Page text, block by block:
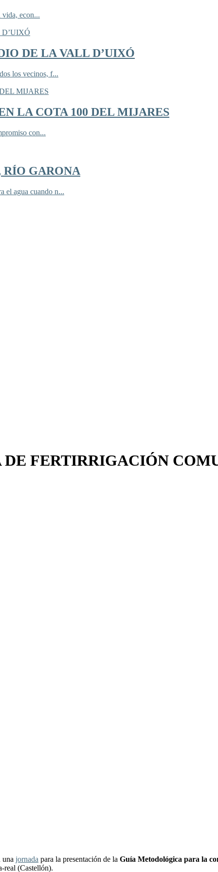
vida, econ...
DE LA VALL D’UIXÓ
los vecinos, f...
LA COTA 100 DEL MIJARES
con...
GARONA
el agua cuando n...
DE FERTIRRIGACIÓN
una jornada para la presentación de la Guía Metodológica para la
real (Castellón).